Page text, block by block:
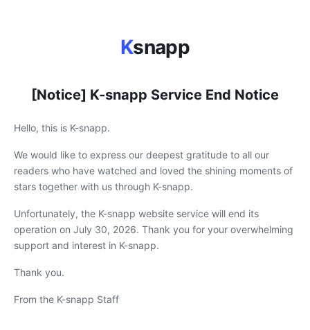
Ksnapp
[Notice] K-snapp Service End Notice
Hello, this is K-snapp.
We would like to express our deepest gratitude to all our
readers who have watched and loved the shining moments of
stars together with us through K-snapp.
Unfortunately, the K-snapp website service will end its
operation on July 30, 2026. Thank you for your overwhelming
support and interest in K-snapp.
Thank you.
From the K-snapp Staff